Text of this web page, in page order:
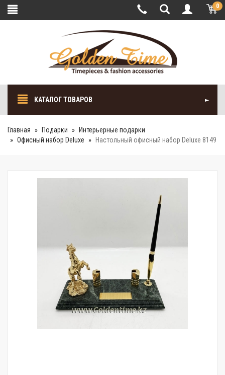
0
КАТАЛОГ ТОВАРОВ
Главная Подарки
Интерьерные подарки
Офисный набор Deluxe
Настольный офисный набор Deluxe 8149